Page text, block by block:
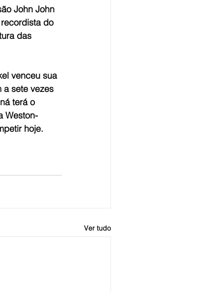
John John
do
das
venceu sua
a sete vezes
terá o
Weston-
hoje.
Ver tudo